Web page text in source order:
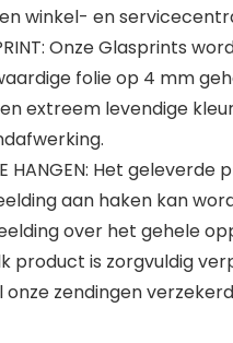
winkel- en
Onze
folie op 4 mm
extreem levendige
HANGEN: Het
aan haken kan
over het gehele
Elk product is
zendingen